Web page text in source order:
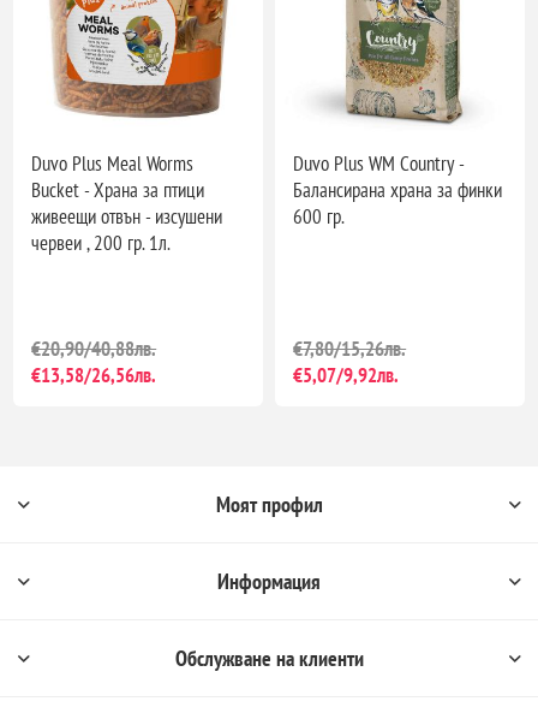
Duvo Plus Meal Worms
Bucket - Храна за птици
живеещи отвън - изсушени
червеи , 200 гр. 1л.
€20,90/40,88лв.
€13,58/26,56лв.
Duvo Plus WM Country -
Балансирана храна за финки
600 гр.
€7,80/15,26лв.
€5,07/9,92лв.
Моят профил
Информация
Обслужване на клиенти